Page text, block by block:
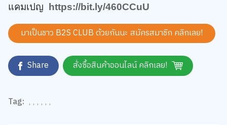
แคมเปญ
https://bit.ly/460CCuU
มาเป็นชาว B2S CLUB ด้วยกันนะ สมัครสมาชิก คลิกเลย!
Share สั่งซื้อสินค้าออนไลน์ คลิกเลย!
Tag: , , , , , ,